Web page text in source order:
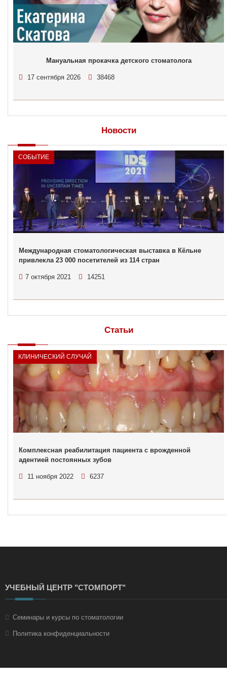
Мануальная прокачка детского стоматолога
17 сентября 2026 38468
Новости
СОБЫТИЕ
Международная стоматологическая выставка в Кёльне
привлекла 23 000 посетителей из 114 стран
7 октября 2021 14251
Статьи
КЛИНИЧЕСКИЙ СЛУЧАЙ
Комплексная реабилитация пациента с врожденной
адентией постоянных зубов
11 ноября 2022 6237
УЧЕБНЫЙ ЦЕНТР "СТОМПОРТ"
Семинары и курсы по стоматологии
Политика конфиденциальности